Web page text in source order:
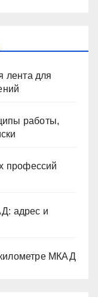
лента для
работы,
профессий
адрес и
МКАД